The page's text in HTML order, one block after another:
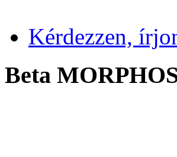
Kérdezzen,
Beta